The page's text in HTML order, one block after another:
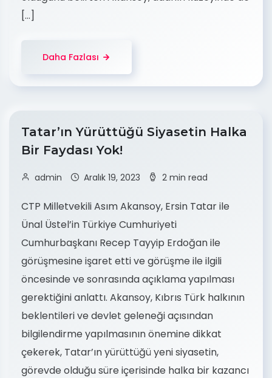
[…]
Daha Fazlası
Tatar’ın Yürüttüğü Siyasetin Halka
Bir Faydası Yok!
admin Aralık 19, 2023 2 min read
CTP Milletvekili Asım Akansoy, Ersin Tatar ile
Ünal Üstel’in Türkiye Cumhuriyeti
Cumhurbaşkanı Recep Tayyip Erdoğan ile
görüşmesine işaret etti ve görüşme ile ilgili
öncesinde ve sonrasında açıklama yapılması
gerektiğini anlattı. Akansoy, Kıbrıs Türk halkının
beklentileri ve devlet geleneği açısından
bilgilendirme yapılmasının önemine dikkat
çekerek, Tatar’ın yürüttüğü yeni siyasetin,
görevde olduğu süre içerisinde halka bir kazancı